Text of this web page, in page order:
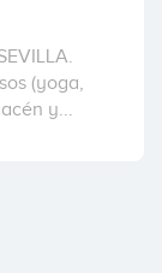
(yoga,
y...